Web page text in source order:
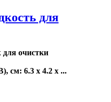
для
очистки
см: 6.3 x 4.2 x ...